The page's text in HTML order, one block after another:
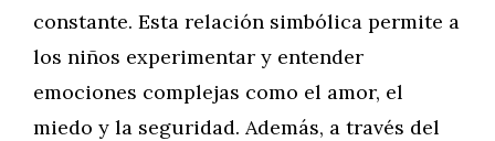
constante. Esta relación simbólica permite a
los niños experimentar y entender
emociones complejas como el amor, el
miedo y la seguridad. Además, a través del